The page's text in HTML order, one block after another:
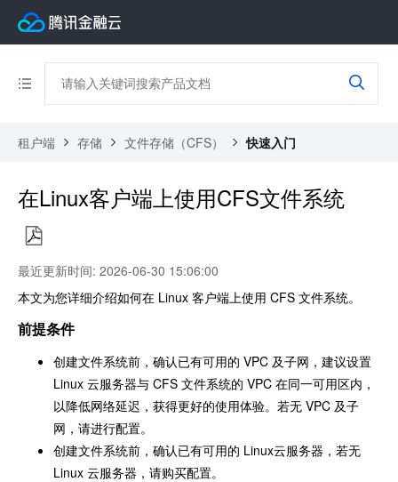
租户端 存储 文件存储（CFS） 快速入门
在Linux客户端上使用CFS文件系统
最近更新时间: 2026-06-30 15:06:00
本文为您详细介绍如何在 Linux 客户端上使用 CFS 文件系统。
前提条件
创建文件系统前，确认已有可用的 VPC 及子网，建议设置
Linux 云服务器与 CFS 文件系统的 VPC 在同一可用区内，
以降低网络延迟，获得更好的使用体验。若无 VPC 及子
网，请进行配置。
创建文件系统前，确认已有可用的 Linux云服务器，若无
Linux 云服务器，请购买配置。